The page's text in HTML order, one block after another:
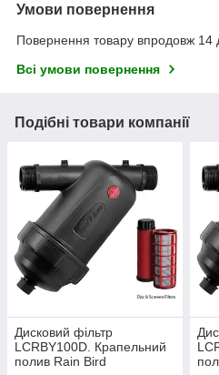
Умови повернення
Повернення товару впродовж 14
Всі умови повернення
Подібні товари компанії
Дисковий фільтр
LCRBY100D. Крапельний
полив Rain Bird